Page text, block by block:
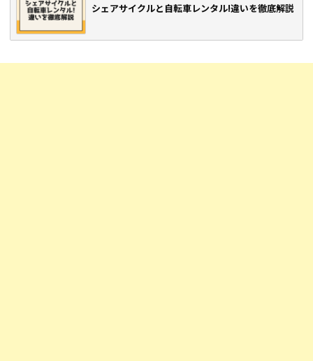
シェアサイクルと自転車レンタル!違いを徹底解説